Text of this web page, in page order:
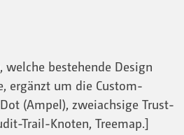
welche bestehende Design
ergänzt um die Custom-
(Ampel), zweiachsige Trust-
Trail-Knoten, Treemap.]